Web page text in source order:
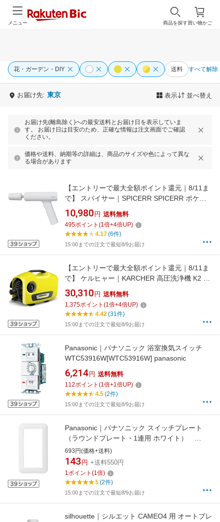
買い物かご
商品を探す
メニュー
花・ガーデン・DIY 送料 すべて解除
お届け先: 東京 表示 並べ替え
お届け先(離島除く)への最安送料とお届け日を表示していま
す。 お届け日は目安のため、正確な情報は注文画面でご確認
ください。
価格や送料、納期等の詳細は、商品のサイズや色によって異な
る場合があります
【エントリーで最大全額ポイント還元｜8/11ま
で】 スパイサー｜SPICERR SPICERR ポケッ
タブル高圧洗浄機 SWU-201(WH) SPICERR ホ
ワイト SWU-201(WH)
10,980 円 送料無料
495ポイント (1倍+4倍UP)
4.17(6件)
15:00までの注文で最短8/9お届け
【エントリーで最大全額ポイント還元｜8/11ま
で】 ケルヒャー｜KARCHER 高圧洗浄機 K2 サ
イレント 1.600-920.0 [50/60Hz]
30,310 円 送料無料
1,375ポイント (1倍+4倍UP)
4.42(31件)
15:00までの注文で最短8/9お届け
Panasonic｜パナソニック 浴室換気スイッチ
WTC53916W[WTC53916W] panasonic
6,214 円 送料無料
112ポイント (1倍+1倍UP)
4.5(2件)
15:00までの注文で最短8/9お届け
Panasonic｜パナソニック スイッチプレート
（ラウンドプレート・1連用 ホワイト）
WTC7101W[WTC7101W] panasonic
693円(価格+送料)
143 円 +送料550円
1ポイント (1倍)
5(2件)
15:00までの注文で最短8/9お届け
silhouette｜シルエット CAMEO4 用 オートブレ